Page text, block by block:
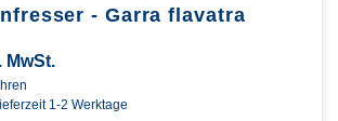
- Garra flavatra
MwSt.
1-2 Werktage